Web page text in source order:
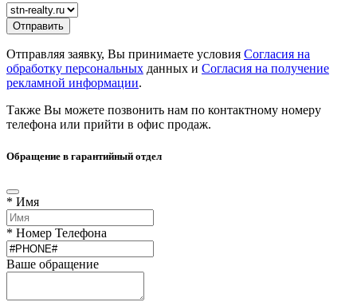
Отправляя заявку, Вы принимаете условия Согласия на
обработку персональных данных и Согласия на получение
рекламной информации.
Также Вы можете позвонить нам по контактному номеру
телефона или прийти в офис продаж.
Обращение в гарантийный отдел
* Имя
* Номер Телефона
Ваше обращение